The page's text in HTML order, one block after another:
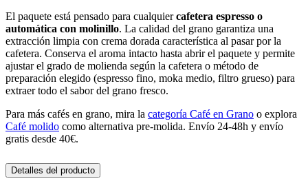
El paquete está pensado para cualquiercafetera espresso o
automática con molinillo. La calidad del grano garantiza una
extracción limpia con crema dorada característica al pasar por la
cafetera. Conserva el aroma intacto hasta abrir el paquete y permite
ajustar el grado de molienda según la cafetera o método de
preparación elegido (espresso fino, moka medio, filtro grueso) para
extraer todo el sabor del grano fresco.
Para más cafés en grano, mira la categoría Café en Grano o explora
Café molido como alternativa pre-molida. Envío 24-48h y envío
gratis desde 40€.
Detalles del producto